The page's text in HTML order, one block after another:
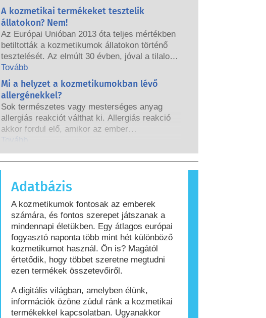
azért, mert valami képes utánozni egy
hormont, még nem jelenti azt, hogy megzavarja
endokrin rendszerünket. Sok anyag, köztük a
természetesek is, utánozhatják a hormonok
tulajdonságait, de nagyon kevés ezek közt,
többnyire az erős gyógyszerek, melyeknél
valaha is kimutatták, hogy zavart okoznak az
endokrin rendszerben. A minősített,
tudományos szakértők által elvégzett szigorú
termékbiztonsági értékelések, amelyeket a
vállalatoknak törvényileg kötelesek elvégezni,
lefedik az összes lehetséges kockázatot,
beleértve a potenciális endokrin zavarokat
A kozmetikai termékeket tesztelik
állatokon? Nem!
Az Európai Unióban 2013 óta teljes mértékben
betiltották a kozmetikumok állatokon történő
tesztelését. Az elmúlt 30 évben, jóval a tilalom
hatályba lépése előtt, a kozmetikai és
testápolási ipar kutatásba és fejlesztésbe
fogott, hogy úttörő szerepet töltsön be az
állatkísérleti eszközök alternatíváinak
fejlesztésébe, hogy értékelhesse a kozmetikai
összetevők és termékek biztonságosságát.
Tovább
Mi a helyzet a kozmetikumokban lévő
allergénekkel?
Sok természetes vagy mesterséges anyag
allergiás reakciót válthat ki. Allergiás reakció
akkor fordul elő, amikor az ember
immunrendszere olyan anyagokra reagál,
ártalmatlanok. Az allergiás reakciót kiváltó
anyagot allergénnek nevezzük. A kozmetikai
és testápolási termékek olyan összetevőket
számára allergiát okozhatnak. Ez nem jelenti
azt, hogy a termék mások számára nem
biztonságos.
Tovább
Adatbázis
A kozmetikumok fontosak az emberek
számára, és fontos szerepet játszanak a
mindennapi életükben. Egy átlagos európai
fogyasztó naponta több mint hét különböző
kozmetikumot használ. Ön is? Magától
értetődik, hogy többet szeretne megtudni
ezen termékek összetevőiről.
A digitális világban, amelyben élünk,
információk özöne zúdul ránk a kozmetikai
termékekkel kapcsolatban. Ugyanakkor